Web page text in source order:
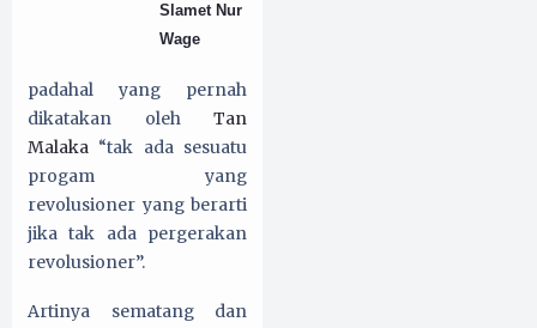
Slamet Nur
Wage
padahal yang pernah
dikatakan oleh Tan
Malaka “tak ada sesuatu
progam yang
revolusioner yang berarti
jika tak ada pergerakan
revolusioner”.
Artinya sematang dan